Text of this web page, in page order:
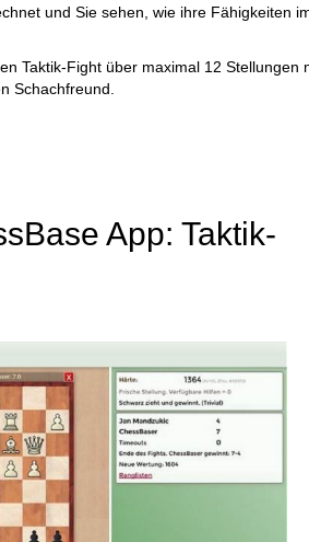
und Sie sehen, wie ihre Fähigkeiten
Taktik-Fight über maximal 12 Stellungen
Schachfreund.
App: Taktik-